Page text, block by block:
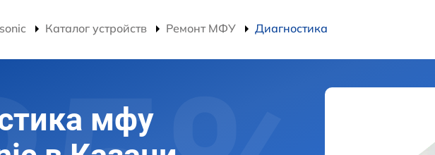
Каталог устройств Ремонт МФУ Диагностика
мфу